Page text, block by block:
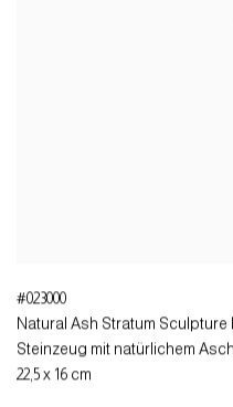
#023000
Natural Ash Stratum Sculpture
Steinzeug mit natürlichem
22,5 x 16 cm